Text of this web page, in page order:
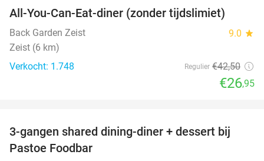
All-You-Can-Eat-diner (zonder tijdslimiet)
Back Garden Zeist 9.0 star
Zeist (6 km)
Verkocht: 1.748
Regulier €42,50
€26,95
37%
3-gangen shared dining-diner + dessert bij
Pastoe Foodbar